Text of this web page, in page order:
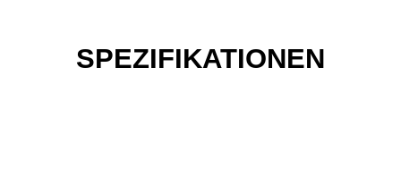
SPEZIFIKATIONEN